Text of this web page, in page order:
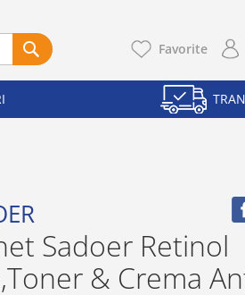
Favorite
Sadoer Retinol
& Crema